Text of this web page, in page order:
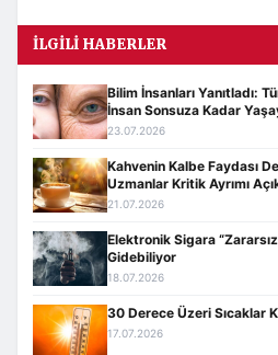
İLGILI HABERLER
Bilim İnsanları Yanıtladı:
İnsan Sonsuza Kadar
23.07.2026
Kahvenin Kalbe Faydası
Uzmanlar Kritik Ayrımı
21.07.2026
Elektronik Sigara
Gidebiliyor
18.07.2026
30 Derece Üzeri Sıcaklar
17.07.2026